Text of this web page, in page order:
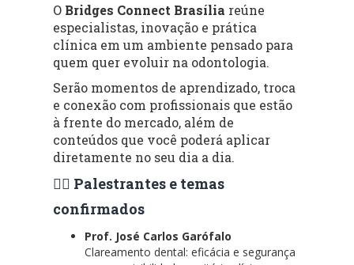
O Bridges Connect Brasília reúne
especialistas, inovação e prática
clínica em um ambiente pensado para
quem quer evoluir na odontologia.
Serão momentos de aprendizado, troca
e conexão com profissionais que estão
à frente do mercado, além de
conteúdos que você poderá aplicar
diretamente no seu dia a dia.
👨‍⚕️ Palestrantes e temas
confirmados
Prof. José Carlos Garófalo
Clareamento dental: eficácia e segurança